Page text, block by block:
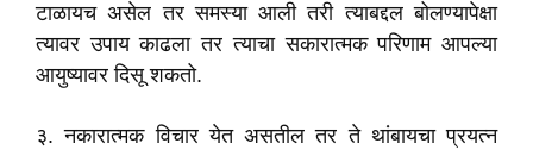
टाळायच असेल तर समस्या आली तरी त्याबद्दल बोलण्यापेक्षा
त्यावर उपाय काढला तर त्याचा सकारात्मक परिणाम आपल्या
आयुष्यावर दिसू शकतो.
३. नकारात्मक विचार येत असतील तर ते थांबायचा प्रयत्न